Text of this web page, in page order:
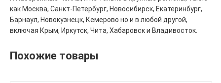
как Москва, Санкт-Петербург, Новосибирск, Екатеринбург,
Барнаул, Новокузнецк, Кемерово но и в любой другой,
включая Крым, Иркутск, Чита, Хабаровск и Владивосток.
Похожие товары